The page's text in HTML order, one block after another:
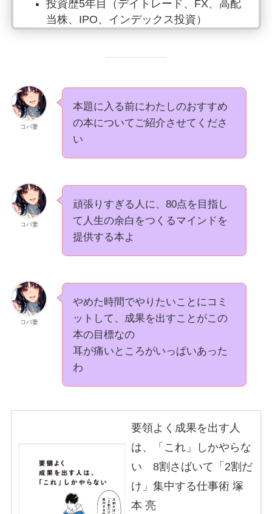
投資歴5年目（デイトレード、FX、高配
当株、IPO、インデックス投資）
副業では月20万円の収入
SNSはInstagram、Xでお金の情報発信
YouTubeで投資や節約について情報発信
コバ妻
本題に入る前にわたしのおすすめ
の本についてご紹介させてくださ
い
コバ妻
頑張りすぎる人に、80点を目指し
て人生の余白をつくるマインドを
提供する本よ
コバ妻
やめた時間でやりたいことにコミ
ットして、成果を出すことがこの
本の目標なの
耳が痛いところがいっぱいあった
わ
要領よく成果を出す人
は、「これ」しかやらな
い 8割さばいて「2割だ
け」集中する仕事術 塚
本 亮